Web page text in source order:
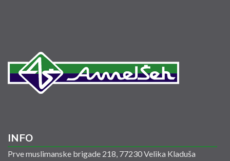
INFO
Prve muslimanske brigade 218, 77230 Velika Kladuša